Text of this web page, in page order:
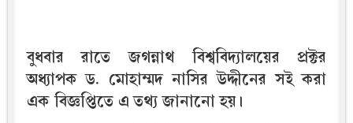
বুধবার রাতে জগন্নাথ বিশ্ববিদ্যালয়ের প্রক্টর
অধ্যাপক ড. মোহাম্মদ নাসির উদ্দীনের সই করা
এক বিজ্ঞপ্তিতে এ তথ্য জানানো হয়।